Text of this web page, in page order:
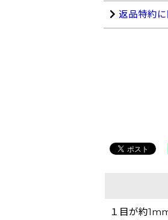
返品特約
１目が約